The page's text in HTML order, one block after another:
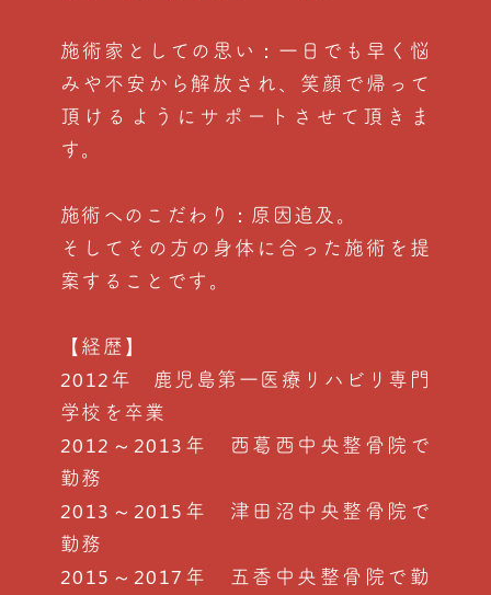
施術家としての思い：一日でも早く悩
みや不安から解放され、笑顔で帰って
頂けるようにサポートさせて頂きま
す。
施術へのこだわり：原因追及。
そしてその方の身体に合った施術を提
案することです。
【経歴】
2012年 鹿児島第一医療リハビリ専門
学校を卒業
2012～2013年 西葛西中央整骨院で
勤務
2013～2015年 津田沼中央整骨院で
勤務
2015～2017年 五香中央整骨院で勤